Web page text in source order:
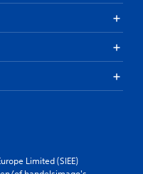
Limited (SIEE)